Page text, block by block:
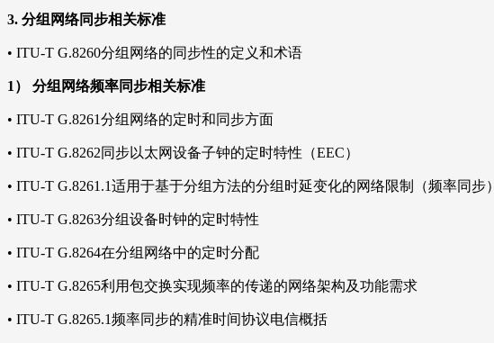
3. 分组网络同步相关标准
• ITU-T G.8260分组网络的同步性的定义和术语
1） 分组网络频率同步相关标准
• ITU-T G.8261分组网络的定时和同步方面
• ITU-T G.8262同步以太网设备子钟的定时特性（EEC）
• ITU-T G.8261.1适用于基于分组方法的分组时延变化的网络限制（频率同步）
• ITU-T G.8263分组设备时钟的定时特性
• ITU-T G.8264在分组网络中的定时分配
• ITU-T G.8265利用包交换实现频率的传递的网络架构及功能需求
• ITU-T G.8265.1频率同步的精准时间协议电信概括